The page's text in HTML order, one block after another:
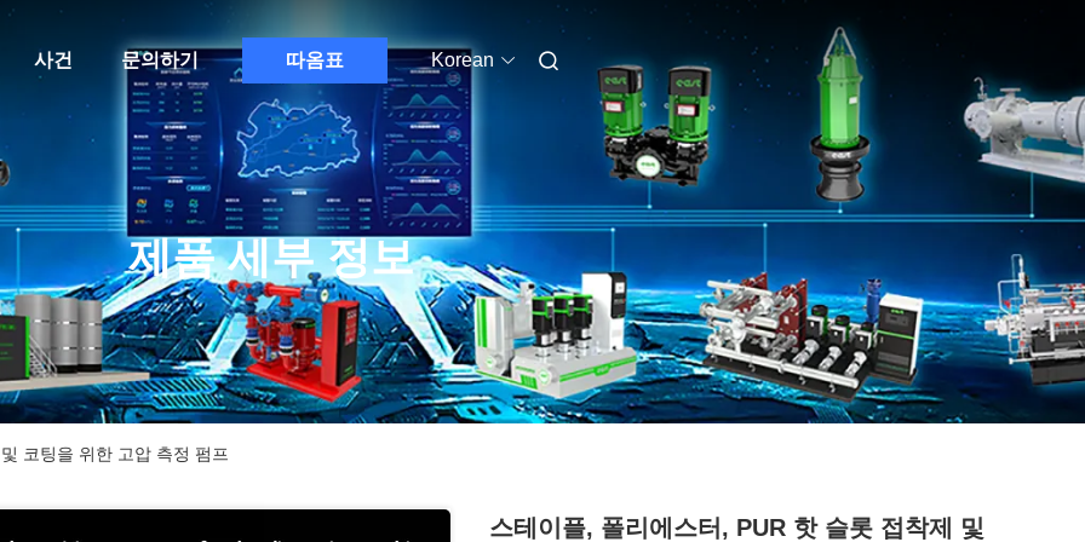
사건 문의하기 따옴표 Korean
제품 세부 정보
코팅을 위한 고압 측정 펌프
스테이플, 폴리에스터, PUR 핫 슬롯 접착제 및